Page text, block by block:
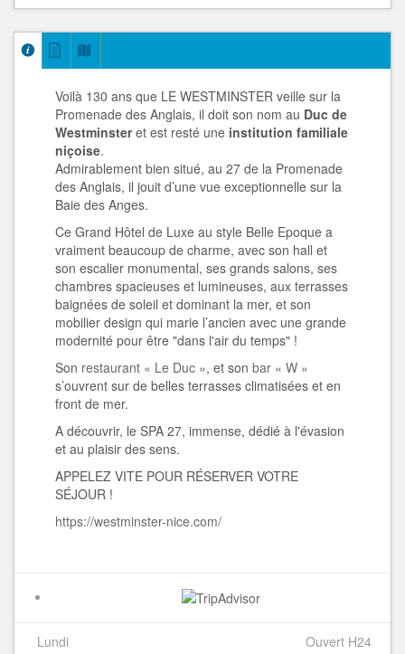
Voilà 130 ans que LE WESTMINSTER veille sur la
Promenade des Anglais, il doit son nom au Duc de
Westminsteret est resté une institution familiale
niçoise.
Admirablement bien situé, au 27 de la Promenade
des Anglais, il jouit d’une vue exceptionnelle sur la
Baie des Anges.
Ce Grand Hôtel de Luxe au style Belle Epoque a
vraiment beaucoup de charme, avec son hall et
son escalier monumental, ses grands salons, ses
chambres spacieuses et lumineuses, aux terrasses
baignées de soleil et dominant la mer, et son
mobilier design qui marie l’ancien avec une grande
modernité pour être "dans l'air du temps" !
Son restaurant « Le Duc », et son bar « W »
s’ouvrent sur de belles terrasses climatisées et en
front de mer.
A découvrir, le SPA 27, immense, dédié à l'évasion
et au plaisir des sens.
APPELEZ VITE POUR RÉSERVER VOTRE
SÉJOUR !
https://westminster-nice.com/
Lundi
Ouvert H24